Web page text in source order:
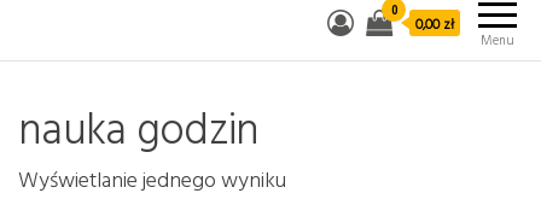
Menu
0
0,00 zł
nauka godzin
Wyświetlanie jednego wyniku